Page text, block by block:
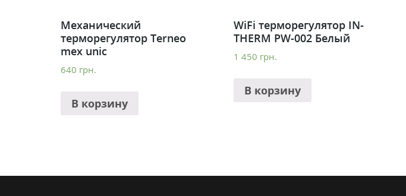
Механический
терморегулятор Terneo
mex unic
640 грн.
В корзину
WiFi терморегулятор IN-
THERM PW-002 Белый
1 450 грн.
В корзину